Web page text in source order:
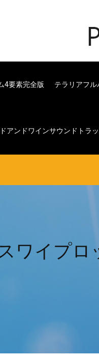
4要素完全版 テラリアフ
アンドワインサウンドトラ
ワイプロ